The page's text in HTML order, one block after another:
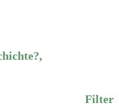
Filter